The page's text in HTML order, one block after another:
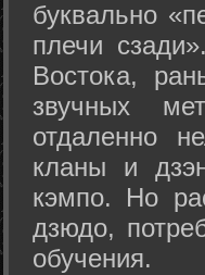
буквально
плечи
Востока,
звучных
отдаленно
кланы и
кэмпо. Но
дзюдо,
обучения.